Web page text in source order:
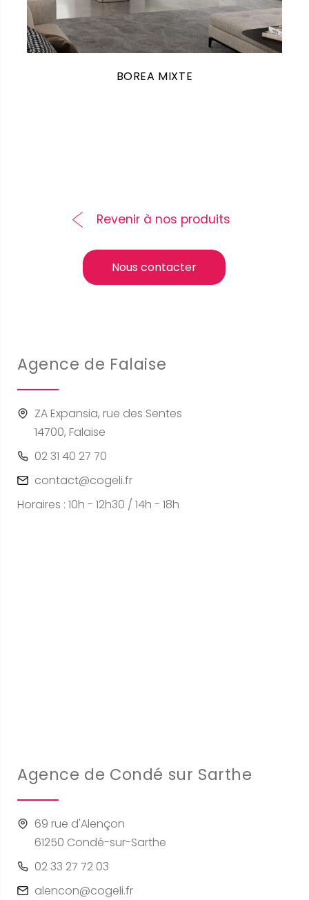
BOREA MIXTE
Revenir à nos produits
Nous contacter
Agence de Falaise
ZA Expansia, rue des Sentes
14700, Falaise
02 31 40 27 70
contact@cogeli.fr
Horaires : 10h - 12h30 / 14h - 18h
Agence de Condé sur Sarthe
69 rue d'Alençon
61250 Condé-sur-Sarthe
02 33 27 72 03
alencon@cogeli.fr